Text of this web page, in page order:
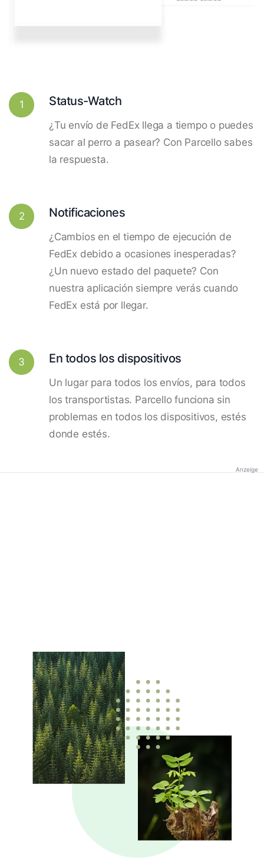
1 Status-Watch
¿Tu envío de FedEx llega a tiempo o puedes
sacar al perro a pasear? Con Parcello sabes
la respuesta.
2 Notificaciones
¿Cambios en el tiempo de ejecución de
FedEx debido a ocasiones inesperadas?
¿Un nuevo estado del paquete? Con
nuestra aplicación siempre verás cuando
FedEx está por llegar.
3 En todos los dispositivos
Un lugar para todos los envíos, para todos
los transportistas. Parcello funciona sin
problemas en todos los dispositivos, estés
donde estés.
Anzeige